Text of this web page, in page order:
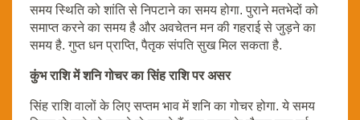
समय स्थिति को शांति से निपटाने का समय होगा. पुराने मतभेदों को
समाप्त करने का समय है और अवचेतन मन की गहराई से जुड़ने का
समय है. गुप्त धन प्राप्ति, पैतृक संपति सुख मिल सकता है.
कुंभ राशि में शनि गोचर का सिंह राशि पर असर
सिंह राशि वालों के लिए सप्तम भाव में शनि का गोचर होगा. ये समय